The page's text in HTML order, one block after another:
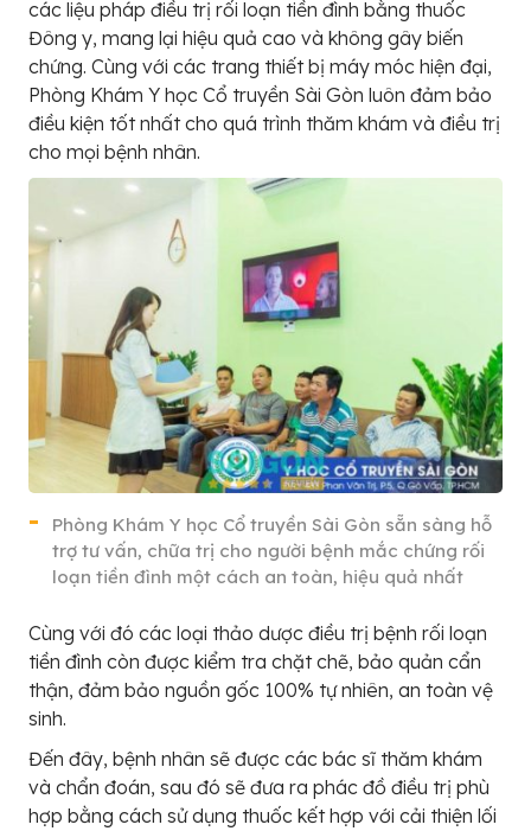
các liệu pháp điều trị rối loạn tiền đình bằng thuốc
Đông y, mang lại hiệu quả cao và không gây biến
chứng. Cùng với các trang thiết bị máy móc hiện đại,
Phòng Khám Y học Cổ truyền Sài Gòn luôn đảm bảo
điều kiện tốt nhất cho quá trình thăm khám và điều trị
cho mọi bệnh nhân.
Phòng Khám Y học Cổ truyền Sài Gòn sẵn sàng hỗ
trợ tư vấn, chữa trị cho người bệnh mắc chứng rối
loạn tiền đình một cách an toàn, hiệu quả nhất
Cùng với đó các loại thảo dược điều trị bệnh rối loạn
tiền đình còn được kiểm tra chặt chẽ, bảo quản cẩn
thận, đảm bảo nguồn gốc 100% tự nhiên, an toàn vệ
sinh.
Đến đây, bệnh nhân sẽ được các bác sĩ thăm khám
và chẩn đoán, sau đó sẽ đưa ra phác đồ điều trị phù
hợp bằng cách sử dụng thuốc kết hợp với cải thiện lối